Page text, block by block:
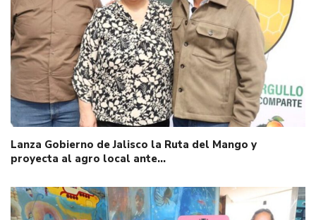
Lanza Gobierno de Jalisco la Ruta del Mango y
proyecta al agro local ante…